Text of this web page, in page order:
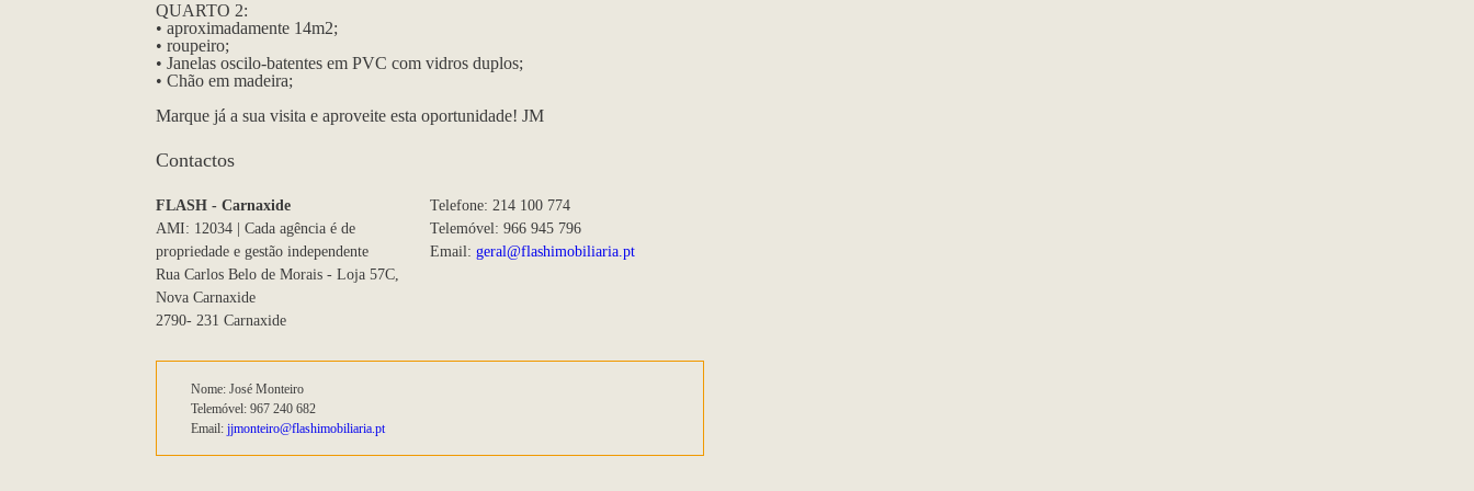
QUARTO 2:
• aproximadamente 14m2;
• roupeiro;
• Janelas oscilo-batentes em PVC com vidros duplos;
• Chão em madeira;
Marque já a sua visita e aproveite esta oportunidade! JM
Contactos
FLASH - Carnaxide
AMI: 12034 | Cada agência é de
propriedade e gestão independente
Rua Carlos Belo de Morais - Loja 57C,
Nova Carnaxide
2790- 231 Carnaxide
Telefone: 214 100 774
Telemóvel: 966 945 796
Email: geral@flashimobiliaria.pt
Nome: José Monteiro
Telemóvel: 967 240 682
Email: jjmonteiro@flashimobiliaria.pt